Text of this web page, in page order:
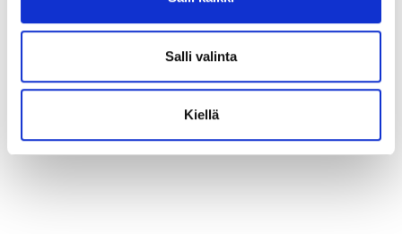
Salli valinta
Kiellä